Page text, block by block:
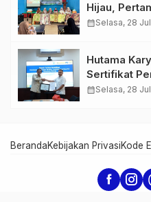
Hijau,
calendar_monthSelasa, 28
Hutama
Sertifikat
Struktur
calendar_monthSelasa, 28
BerandaKebijakan PrivasiKode